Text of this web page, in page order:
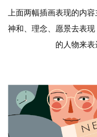
上面两幅插画表现的内
神和、理念、愿景去表
的人物来表